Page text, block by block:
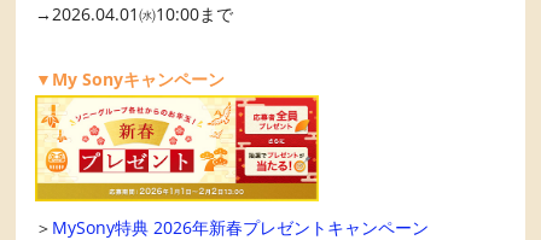
→2026.04.01㈬10:00まで
▼My Sonyキャンペーン
＞ MySony特典 2026年新春プレゼントキャンペーン